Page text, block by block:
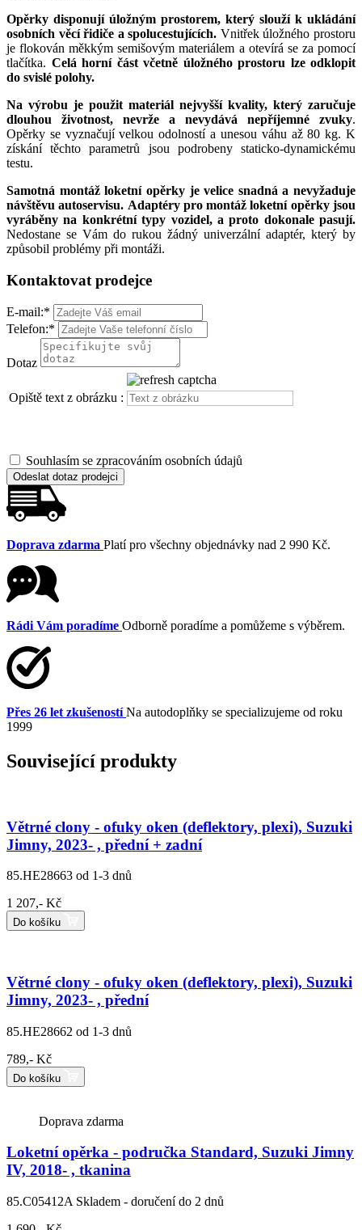
Opěrky disponují úložným prostorem, který slouží k ukládání
osobních věcí řidiče a spolucestujících. Vnitřek úložného prostoru
je flokován měkkým semišovým materiálem a otevírá se za pomocí
tlačítka. Celá horní část včetně úložného prostoru lze odklopit
do svislé polohy.
Na výrobu je použit materiál nejvyšší kvality, který zaručuje
dlouhou životnost, nevrže a nevydává nepříjemné zvuky.
Opěrky se vyznačují velkou odolností a unesou váhu až 80 kg. K
získání těchto parametrů jsou podrobeny staticko-dynamickému
testu.
Samotná montáž loketní opěrky je velice snadná a nevyžaduje
návštěvu autoservisu. Adaptéry pro montáž loketní opěrky jsou
vyráběny na konkrétní typy vozidel, a proto dokonale pasují.
Nedostane se Vám do rukou žádný univerzální adaptér, který by
způsobil problémy při montáži.
Kontaktovat prodejce
E-mail:*
Telefon:*
Dotaz
Opiště text z obrázku :
Souhlasím se zpracováním osobních údajů
Odeslat dotaz prodejci
Doprava zdarma Platí pro všechny objednávky nad 2 990 Kč.
Rádi Vám poradíme Odborně poradíme a pomůžeme s výběrem.
Přes 26 let zkušeností Na autodoplňky se specializujeme od roku
1999
Související produkty
Větrné clony - ofuky oken (deflektory, plexi), Suzuki
Jimny, 2023- , přední + zadní
85.HE28663 od 1-3 dnů
1 207,- Kč
Do košíku
Větrné clony - ofuky oken (deflektory, plexi), Suzuki
Jimny, 2023- , přední
85.HE28662 od 1-3 dnů
789,- Kč
Do košíku
Doprava zdarma
Loketní opěrka - područka Standard, Suzuki Jimny
IV, 2018- , tkanina
85.C05412A Skladem - doručení do 2 dnů